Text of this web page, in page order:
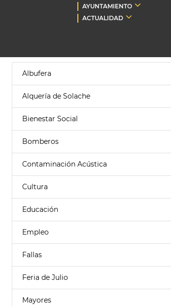
AYUNTAMIENTO
ACTUALIDAD
Albufera
Alquería de Solache
Bienestar Social
Bomberos
Contaminación Acústica
Cultura
Educación
Empleo
Fallas
Feria de Julio
Mayores